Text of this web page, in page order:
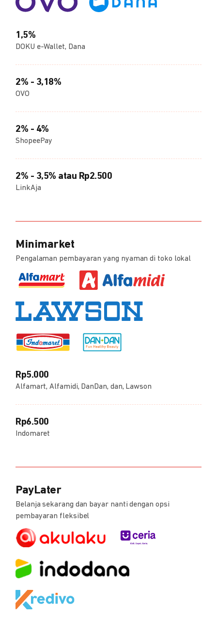
1,5%
DOKU e-Wallet, Dana
2% - 3,18%
OVO
2% - 4%
ShopeePay
2% - 3,5% atau Rp2.500
LinkAja
Minimarket
Pengalaman pembayaran yang nyaman di toko lokal
Rp5.000
Alfamart, Alfamidi, DanDan, dan, Lawson
Rp6.500
Indomaret
PayLater
Belanja sekarang dan bayar nanti dengan opsi
pembayaran fleksibel